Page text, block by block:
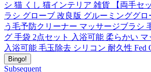
シ 猫 くし 猫インテリア 雑貨 【両手セ
ラシ グローブ 改良版 グルーミンググ
う毛予防クリーナー マッサージブラシ
グ 手袋 2点セット 入浴可能 柔らかい
入浴可能 毛玉除去 シリコン 耐久性 Fed
Bingo!
Subsequent